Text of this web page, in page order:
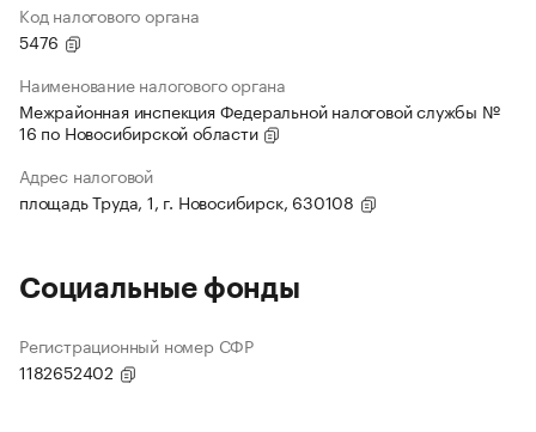
Код налогового органа
5476
Наименование налогового органа
Межрайонная инспекция Федеральной налоговой службы №
16 по Новосибирской области
Адрес налоговой
площадь Труда, 1, г. Новосибирск, 630108
Социальные фонды
Регистрационный номер СФР
1182652402